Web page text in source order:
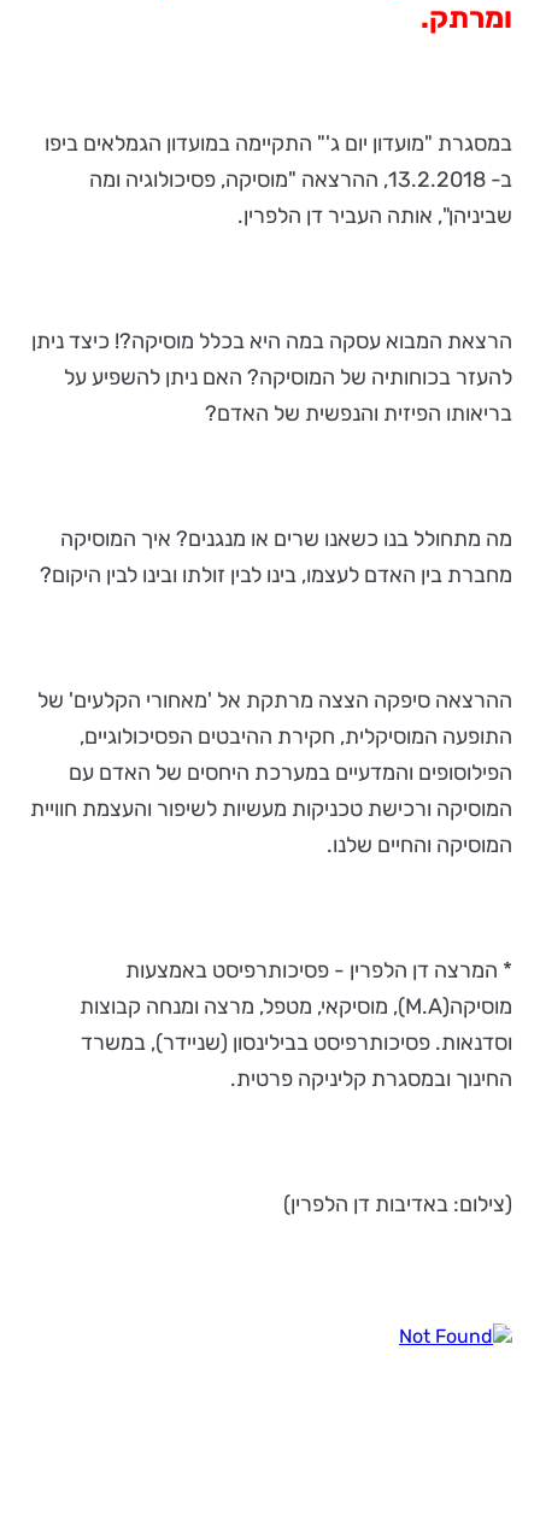
ומרתק.
במסגרת "מועדון יום ג'" התקיימה במועדון הגמלאים ביפו
ב- 13.2.2018, ההרצאה "מוסיקה, פסיכולוגיה ומה
שביניהן", אותה העביר דן הלפרין.
הרצאת המבוא עסקה במה היא בכלל מוסיקה?! כיצד ניתן
להעזר בכוחותיה של המוסיקה? האם ניתן להשפיע על
בריאותו הפיזית והנפשית של האדם?
מה מתחולל בנו כשאנו שרים או מנגנים? איך המוסיקה
מחברת בין האדם לעצמו, בינו לבין זולתו ובינו לבין היקום?
ההרצאה סיפקה הצצה מרתקת אל 'מאחורי הקלעים' של
התופעה המוסיקלית, חקירת ההיבטים הפסיכולוגיים,
הפילוסופים והמדעיים במערכת היחסים של האדם עם
המוסיקה ורכישת טכניקות מעשיות לשיפור והעצמת חוויית
המוסיקה והחיים שלנו.
* המרצה דן הלפרין - פסיכותרפיסט באמצעות
מוסיקה(M.A), מוסיקאי, מטפל, מרצה ומנחה קבוצות
וסדנאות. פסיכותרפיסט בבילינסון (שניידר), במשרד
החינוך ובמסגרת קליניקה פרטית.
(צילום: באדיבות דן הלפרין)